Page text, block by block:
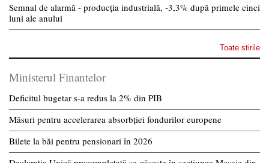
Semnal de alarmă - producția industrială, -3,3% după primele cinci
luni ale anului
Toate stirile
Ministerul Finantelor
Deficitul bugetar s-a redus la 2% din PIB
Măsuri pentru accelerarea absorbției fondurilor europene
Bilete la băi pentru pensionari în 2026